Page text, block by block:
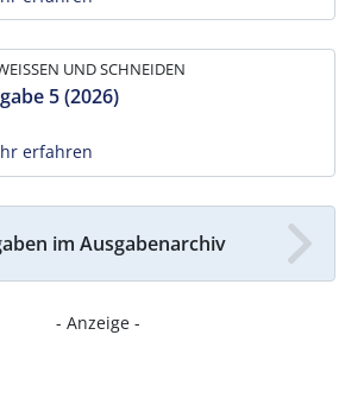
UND SCHNEIDEN
5 (2026)
erfahren
im Ausgabenarchiv
- Anzeige -